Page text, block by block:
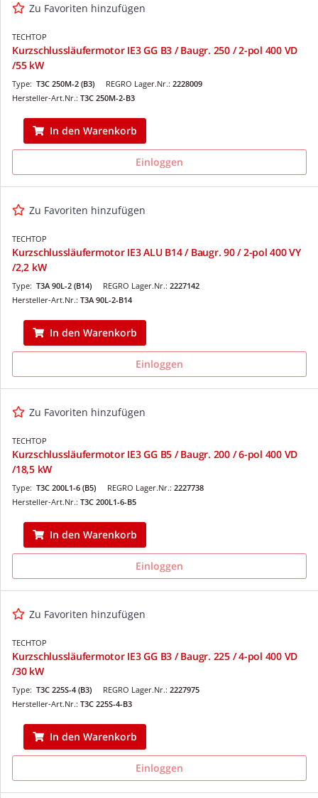
Zu Favoriten hinzufügen
TECHTOP
Kurzschlussläufermotor IE3 GG B3 / Baugr. 250 / 2-pol 400 VD
/55 kW
REGRO Lager.Nr.: 2228009
Type: T3C 250M-2 (B3)
Hersteller-Art.Nr.: T3C 250M-2-B3
In den Warenkorb
Einloggen
Zu Favoriten hinzufügen
TECHTOP
Kurzschlussläufermotor IE3 ALU B14 / Baugr. 90 / 2-pol 400 VY
/2,2 kW
REGRO Lager.Nr.: 2227142
Type: T3A 90L-2 (B14)
Hersteller-Art.Nr.: T3A 90L-2-B14
In den Warenkorb
Einloggen
Zu Favoriten hinzufügen
TECHTOP
Kurzschlussläufermotor IE3 GG B5 / Baugr. 200 / 6-pol 400 VD
/18,5 kW
REGRO Lager.Nr.: 2227738
Type: T3C 200L1-6 (B5)
Hersteller-Art.Nr.: T3C 200L1-6-B5
In den Warenkorb
Einloggen
Zu Favoriten hinzufügen
TECHTOP
Kurzschlussläufermotor IE3 GG B3 / Baugr. 225 / 4-pol 400 VD
/30 kW
REGRO Lager.Nr.: 2227975
Type: T3C 225S-4 (B3)
Hersteller-Art.Nr.: T3C 225S-4-B3
In den Warenkorb
Einloggen